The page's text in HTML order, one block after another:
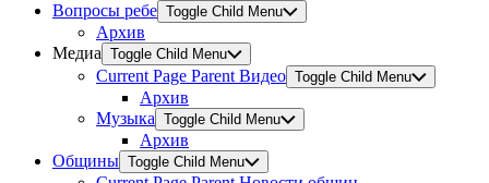
Вопросы ребе Toggle Child Menu
Архив
Медиа Toggle Child Menu
Current Page Parent Видео Toggle Child Menu
Архив
Музыка Toggle Child Menu
Архив
Общины Toggle Child Menu